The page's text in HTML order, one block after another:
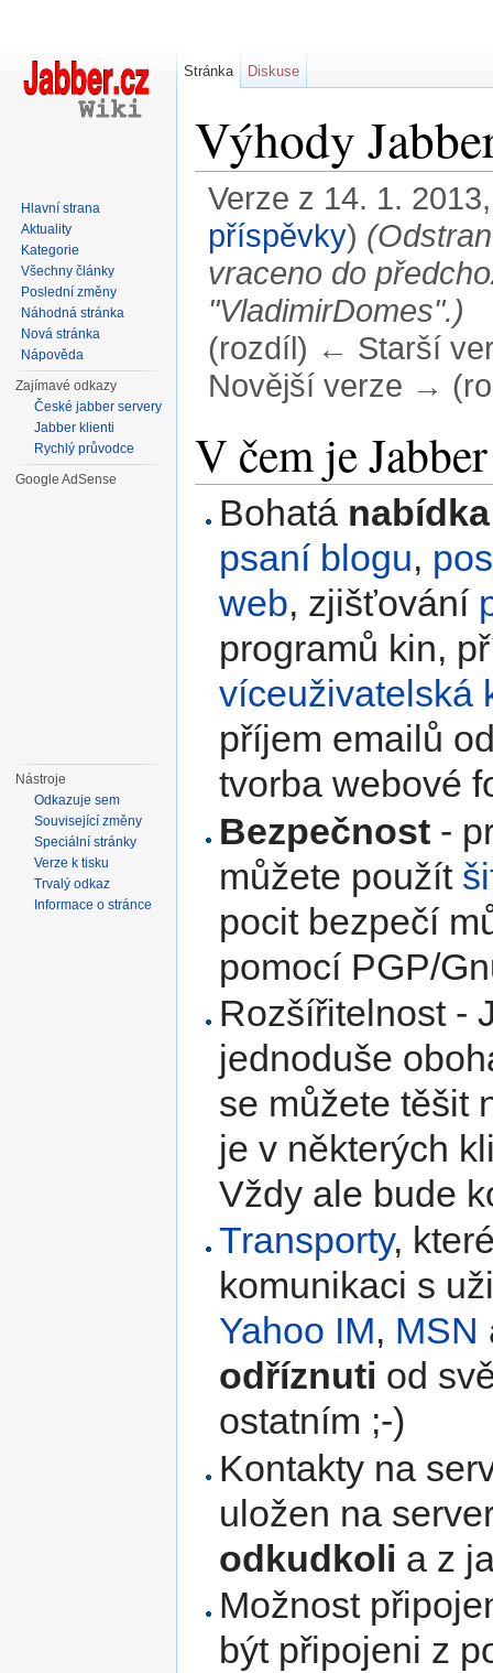
Výhody
Verze z 14. 1.
příspěvky)
vraceno do
"VladimirDomes".)
(rozdíl) ← Starší
Novější verze →
V čem je
Bohatá
psaní blogu,
web, zjišťování
programů kin,
víceuživatelská
příjem emailů
tvorba webové
Bezpečnost -
můžete použít
pocit bezpečí
pomocí PGP/
Rozšířitelnost -
jednoduše
se můžete těšit
je v některých
Vždy ale bude
Transporty,
komunikaci s
Yahoo IM, MSN
odříznuti od
ostatním ;-)
Kontakty na
uložen na
odkudkoli a z
Možnost
být připojeni z
Stránka Diskuse
Hlavní strana
Aktuality
Kategorie
Všechny články
Poslední změny
Náhodná stránka
Nová stránka
Nápověda
Zajímavé odkazy
České jabber servery
Jabber klienti
Rychlý průvodce
Google AdSense
Nástroje
Odkazuje sem
Související změny
Speciální stránky
Verze k tisku
Trvalý odkaz
Informace o stránce